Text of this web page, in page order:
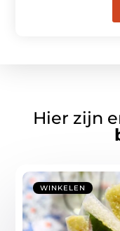
Hier zijn
WINKELEN